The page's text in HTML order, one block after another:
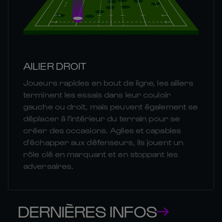
AILIER DROIT
Joueurs rapides en bout de ligne, les ailiers
terminent les essais dans leur couloir
gauche ou droit, mais peuvent également se
déplacer à l'intérieur du terrain pour se
créer des occasions. Agiles et capables
d'échapper aux défenseurs, ils jouent un
rôle clé en marquant et en stoppant les
adversaires.
DERNIÈRES INFOS